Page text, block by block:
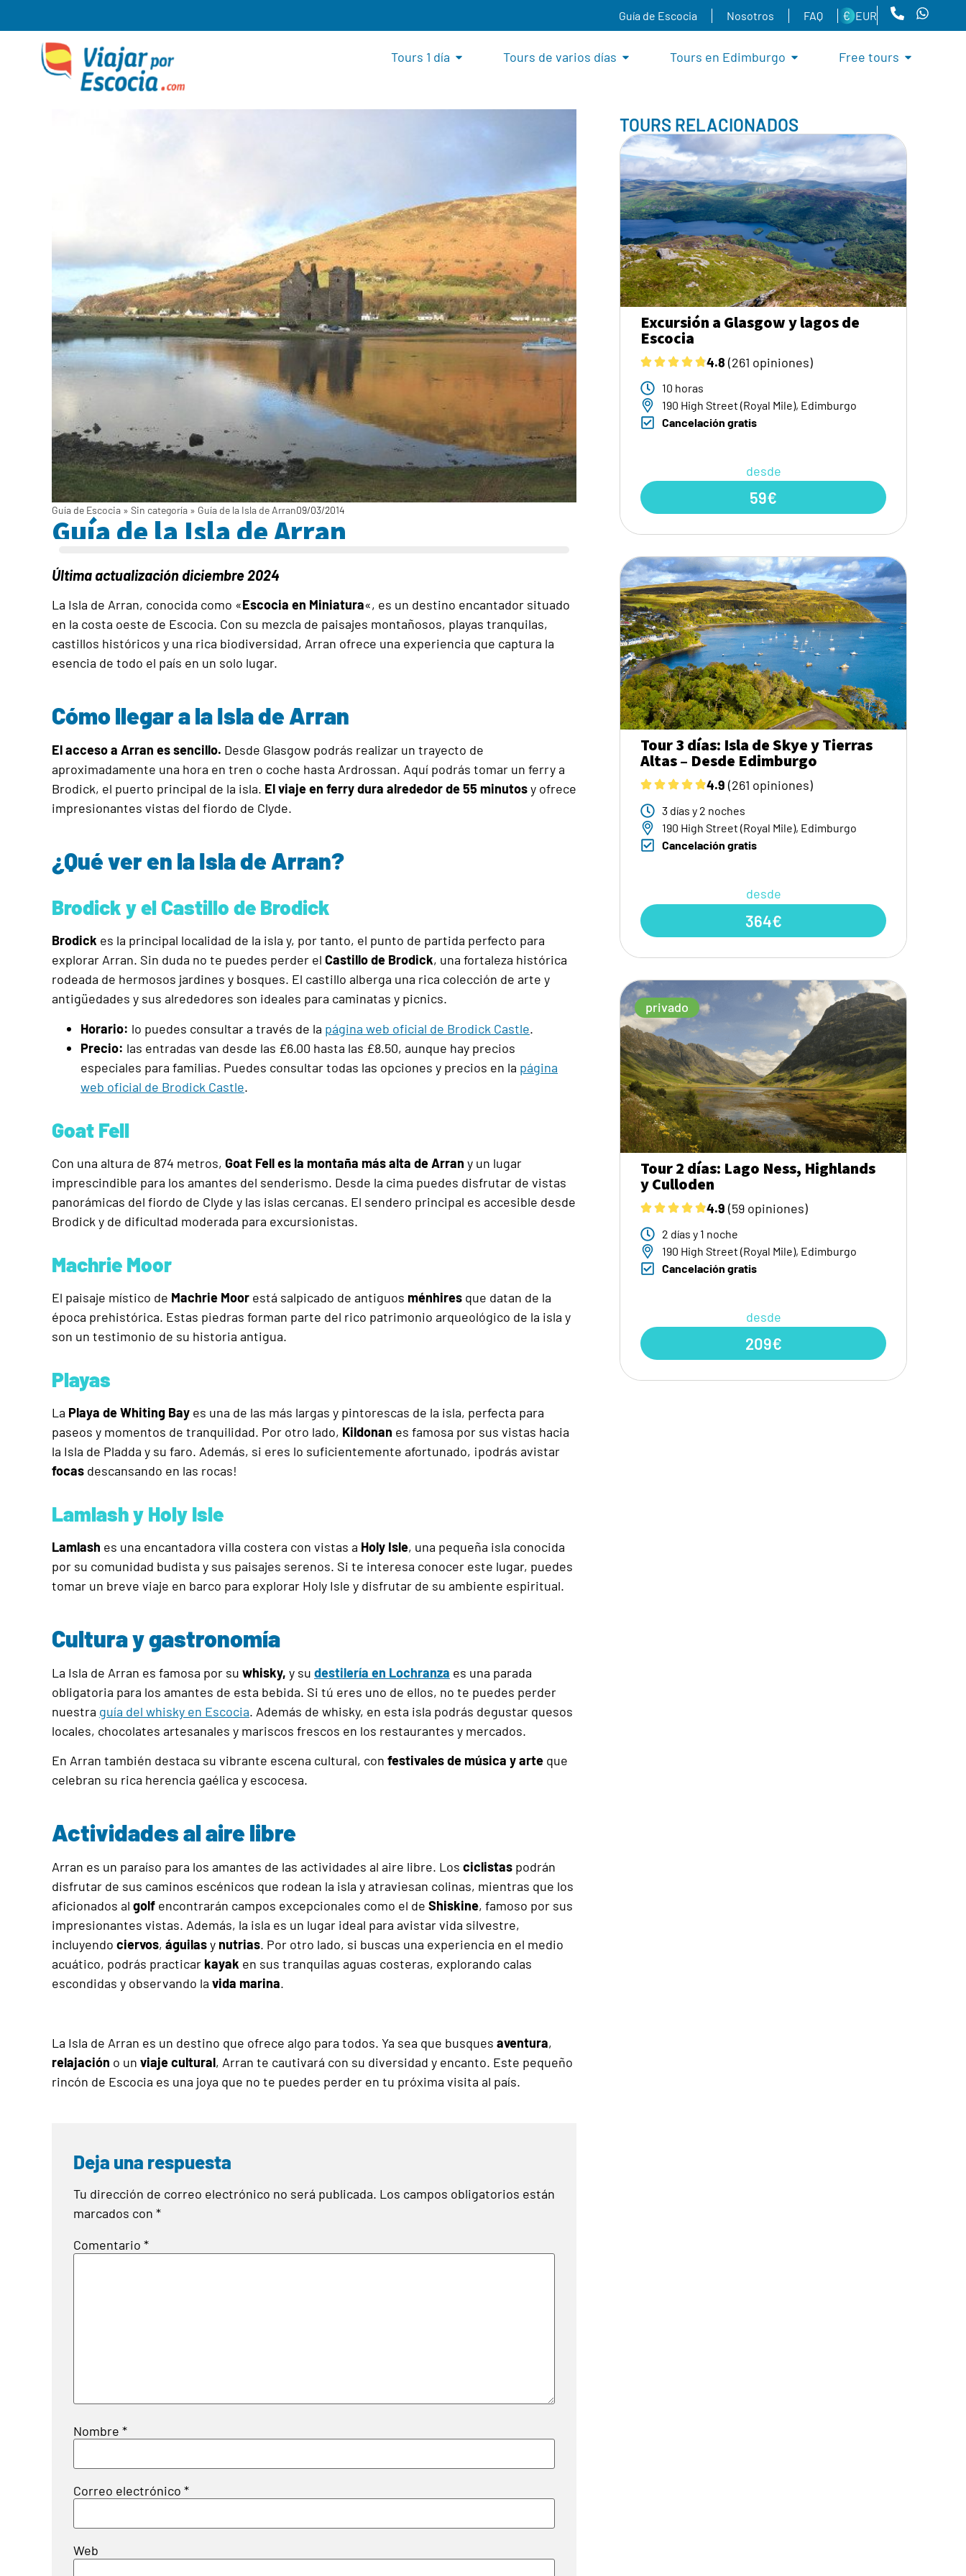
Guía de Escocia Nosotros FAQ EUR
Tours 1 día Tours de varios días Tours en Edimburgo Free tours
Guía de Escocia » Sin categoría » Guía de la Isla de Arran09/03/2014
Guía de la Isla de Arran
Última actualización diciembre 2024
La Isla de Arran, conocida como «Escocia en Miniatura«, es un destino encantador situado
en la costa oeste de Escocia. Con su mezcla de paisajes montañosos, playas tranquilas,
castillos históricos y una rica biodiversidad, Arran ofrece una experiencia que captura la
esencia de todo el país en un solo lugar.
Cómo llegar a la Isla de Arran
El acceso a Arran es sencillo. Desde Glasgow podrás realizar un trayecto de
aproximadamente una hora en tren o coche hasta Ardrossan. Aquí podrás tomar un ferry a
Brodick, el puerto principal de la isla. El viaje en ferry dura alrededor de 55 minutosy ofrece
impresionantes vistas del fiordo de Clyde.
¿Qué ver en la Isla de Arran?
Brodick y el Castillo de Brodick
Brodick es la principal localidad de la isla y, por tanto, el punto de partida perfecto para
explorar Arran. Sin duda no te puedes perder el Castillo de Brodick, una fortaleza histórica
rodeada de hermosos jardines y bosques. El castillo alberga una rica colección de arte y
antigüedades y sus alrededores son ideales para caminatas y picnics.
Horario: lo puedes consultar a través de la página web oficial de Brodick Castle.
Precio: las entradas van desde las £6.00 hasta las £8.50, aunque hay precios
especiales para familias. Puedes consultar todas las opciones y precios en la página
web oficial de Brodick Castle.
Goat Fell
Con una altura de 874 metros, Goat Fell es la montaña más alta de Arran y un lugar
imprescindible para los amantes del senderismo. Desde la cima puedes disfrutar de vistas
panorámicas del fiordo de Clyde y las islas cercanas. El sendero principal es accesible desde
Brodick y de dificultad moderada para excursionistas.
Machrie Moor
El paisaje místico de Machrie Moor está salpicado de antiguos ménhires que datan de la
época prehistórica. Estas piedras forman parte del rico patrimonio arqueológico de la isla y
son un testimonio de su historia antigua.
Playas
La Playa de Whiting Bay es una de las más largas y pintorescas de la isla, perfecta para
paseos y momentos de tranquilidad. Por otro lado, Kildonan es famosa por sus vistas hacia
la Isla de Pladda y su faro. Además, si eres lo suficientemente afortunado, ¡podrás avistar
focas descansando en las rocas!
Lamlash y Holy Isle
Lamlash es una encantadora villa costera con vistas a Holy Isle, una pequeña isla conocida
por su comunidad budista y sus paisajes serenos. Si te interesa conocer este lugar, puedes
tomar un breve viaje en barco para explorar Holy Isle y disfrutar de su ambiente espiritual.
Cultura y gastronomía
La Isla de Arran es famosa por su whisky, y su destilería en Lochranza es una parada
obligatoria para los amantes de esta bebida. Si tú eres uno de ellos, no te puedes perder
nuestra guía del whisky en Escocia. Además de whisky, en esta isla podrás degustar quesos
locales, chocolates artesanales y mariscos frescos en los restaurantes y mercados.
En Arran también destaca su vibrante escena cultural, con festivales de música y arte que
celebran su rica herencia gaélica y escocesa.
Actividades al aire libre
Arran es un paraíso para los amantes de las actividades al aire libre. Los ciclistas podrán
disfrutar de sus caminos escénicos que rodean la isla y atraviesan colinas, mientras que los
aficionados al golf encontrarán campos excepcionales como el de Shiskine, famoso por sus
impresionantes vistas. Además, la isla es un lugar ideal para avistar vida silvestre,
incluyendo ciervos, águilasy nutrias. Por otro lado, si buscas una experiencia en el medio
acuático, podrás practicar kayak en sus tranquilas aguas costeras, explorando calas
escondidas y observando la vida marina.
La Isla de Arran es un destino que ofrece algo para todos. Ya sea que busques aventura,
relajación o un viaje cultural, Arran te cautivará con su diversidad y encanto. Este pequeño
rincón de Escocia es una joya que no te puedes perder en tu próxima visita al país.
Deja una respuesta
Tu dirección de correo electrónico no será publicada. Los campos obligatorios están
marcados con *
Comentario *
Nombre *
Correo electrónico *
Web
TOURS RELACIONADOS
Excursión a Glasgow y lagos de
Escocia
4.8 (261 opiniones)
10 horas
190 High Street (Royal Mile), Edimburgo
Cancelación gratis
desde
59€
Tour 3 días: Isla de Skye y Tierras
Altas – Desde Edimburgo
4.9 (261 opiniones)
3 días y 2 noches
190 High Street (Royal Mile), Edimburgo
Cancelación gratis
desde
364€
privado
Tour 2 días: Lago Ness, Highlands
y Culloden
4.9 (59 opiniones)
2 días y 1 noche
190 High Street (Royal Mile), Edimburgo
Cancelación gratis
desde
209€